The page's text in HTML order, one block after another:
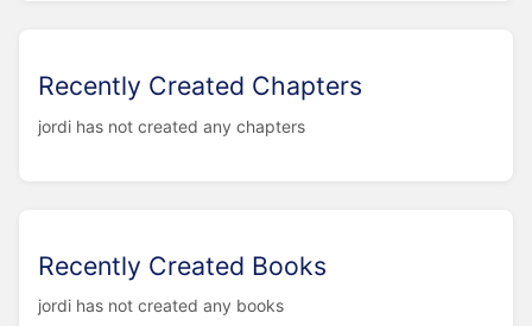
Recently Created Chapters
jordi has not created any chapters
Recently Created Books
jordi has not created any books